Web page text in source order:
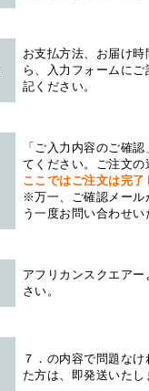
お支払方法、お届け
ら、入力フォームに
記ください。
「ご入力内容のご確
てください。ご注文
ここではご注文は完
※万一、ご確認メール
う一度お問い合わせ
アフリカンスクエアー
さい。
７．の内容で問題な
た方は、即発送いたし